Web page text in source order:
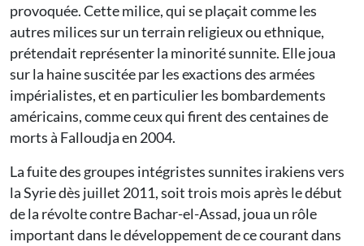
provoquée. Cette milice, qui se plaçait comme les
autres milices sur un terrain religieux ou ethnique,
prétendait représenter la minorité sunnite. Elle joua
sur la haine suscitée par les exactions des armées
impérialistes, et en particulier les bombardements
américains, comme ceux qui firent des centaines de
morts à Falloudja en 2004.
La fuite des groupes intégristes sunnites irakiens vers
la Syrie dès juillet 2011, soit trois mois après le début
de la révolte contre Bachar-el-Assad, joua un rôle
important dans le développement de ce courant dans